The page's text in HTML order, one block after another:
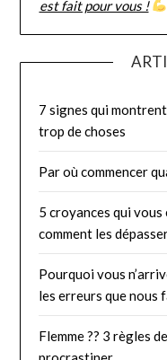
est fait pour vous !
7 signes qui
trop de choses
Par où commencer
5 croyances qui
comment les
Pourquoi vous
les erreurs que nous
Flemme ?? 3 règles